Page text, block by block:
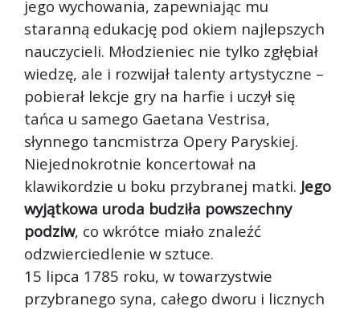
jego wychowania, zapewniając mu
staranną edukację pod okiem najlepszych
nauczycieli. Młodzieniec nie tylko zgłębiał
wiedzę, ale i rozwijał talenty artystyczne –
pobierał lekcje gry na harfie i uczył się
tańca u samego Gaetana Vestrisa,
słynnego tancmistrza Opery Paryskiej.
Niejednokrotnie koncertował na
klawikordzie u boku przybranej matki. Jego
wyjątkowa uroda budziła powszechny
podziw, co wkrótce miało znaleźć
odzwierciedlenie w sztuce.
15 lipca 1785 roku, w towarzystwie
przybranego syna, całego dworu i licznych